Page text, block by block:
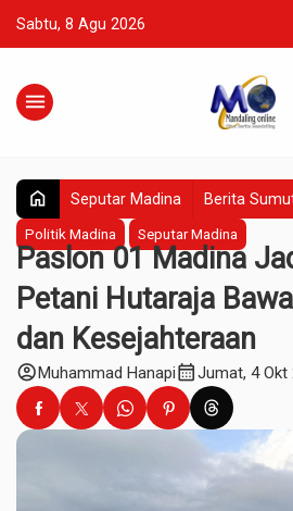
Sabtu, 8 Agu 2026
menu
home Seputar Madina Berita
Politik Madina
Seputar Madina
Paslon 01 Madina
Petani Hutaraja
dan Kesejahteraan
account_circleMuhammad Hanapicalendar_monthJumat, 4 Okt